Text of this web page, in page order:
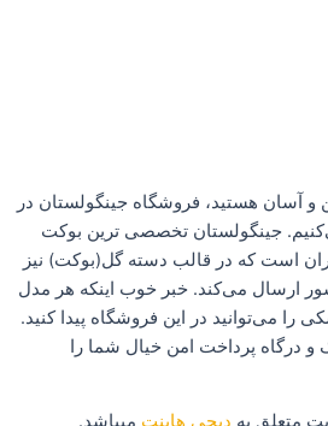
فروشگاه جینگولستان در
تخصصی ترین بوکت
در قالب دسته گل(بوکت) نیز
خبر خوب اینکه هر مدل
در این فروشگاه پیدا کنید.
امن خیال شما را